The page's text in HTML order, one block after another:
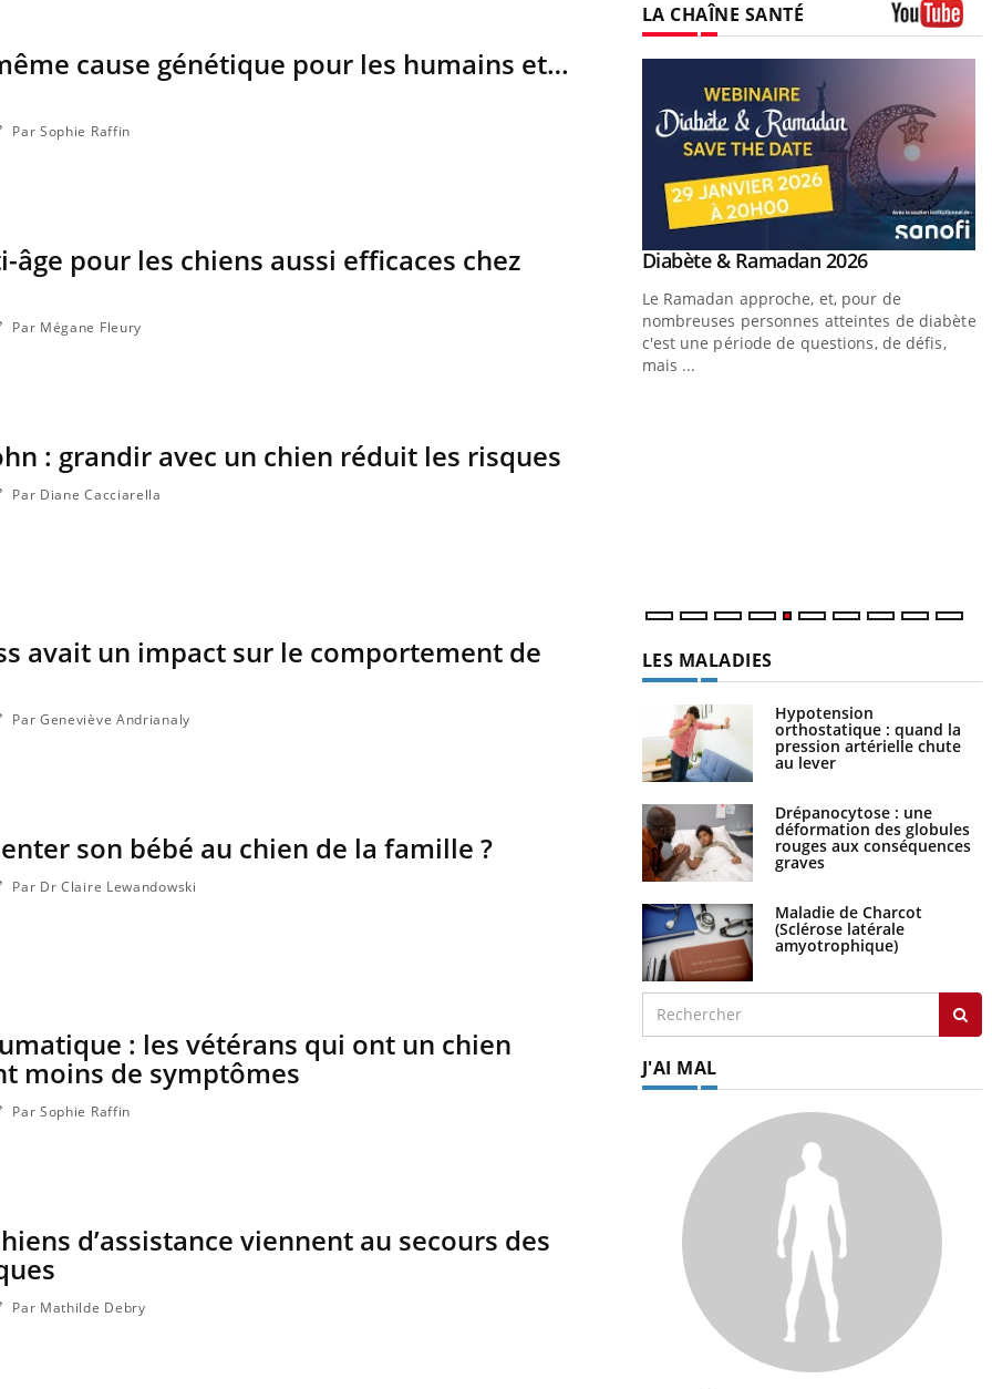
cause génétique pour les humains et…
Par Sophie Raffin
âge pour les chiens aussi efficaces chez
Par Mégane Fleury
: grandir avec un chien réduit les risques
Par Diane Cacciarella
avait un impact sur le comportement de
Par Geneviève Andrianaly
son bébé au chien de la famille ?
Par Dr Claire Lewandowski
: les vétérans qui ont un chien
moins de symptômes
Par Sophie Raffin
d’assistance viennent au secours des
Par Mathilde Debry
LA CHAÎNE SANTÉ
& Charge mentale : et si on
en parler??
l'insuline dans le diabète de type 2
entourée d'idées reçues chez les
Youtube
Eczéma Chronique des Mains : se Youtube
Diabète & Ramadan 2026Youtube
Le Ramadan approche, et, pour de
nombreuses personnes atteintes de diabète,
c'est une période de questions, de défis,
mais ...
LES MALADIES
Hypotension
orthostatique : quand la
pression artérielle chute
au lever
Drépanocytose : une
déformation des globules
rouges aux conséquences
graves
Maladie de Charcot
(Sclérose latérale
amyotrophique)
J'AI MAL